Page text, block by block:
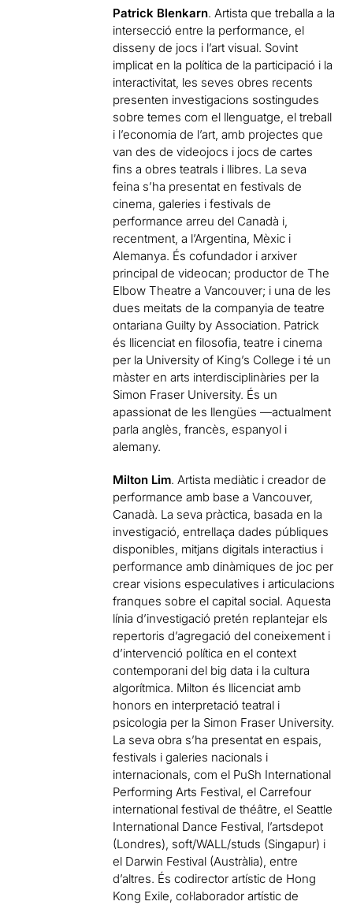
Patrick Blenkarn. Artista que treballa a la
intersecció entre la performance, el
disseny de jocs i l’art visual. Sovint
implicat en la política de la participació i la
interactivitat, les seves obres recents
presenten investigacions sostingudes
sobre temes com el llenguatge, el treball
i l’economia de l’art, amb projectes que
van des de videojocs i jocs de cartes
fins a obres teatrals i llibres. La seva
feina s’ha presentat en festivals de
cinema, galeries i festivals de
performance arreu del Canadà i,
recentment, a l’Argentina, Mèxic i
Alemanya. És cofundador i arxiver
principal de videocan; productor de The
Elbow Theatre a Vancouver; i una de les
dues meitats de la companyia de teatre
ontariana Guilty by Association. Patrick
és llicenciat en filosofia, teatre i cinema
per la University of King’s College i té un
màster en arts interdisciplinàries per la
Simon Fraser University. És un
apassionat de les llengües —actualment
parla anglès, francès, espanyol i
alemany.
Milton Lim. Artista mediàtic i creador de
performance amb base a Vancouver,
Canadà. La seva pràctica, basada en la
investigació, entrellaça dades públiques
disponibles, mitjans digitals interactius i
performance amb dinàmiques de joc per
crear visions especulatives i articulacions
franques sobre el capital social. Aquesta
línia d’investigació pretén replantejar els
repertoris d’agregació del coneixement i
d’intervenció política en el context
contemporani del big data i la cultura
algorítmica. Milton és llicenciat amb
honors en interpretació teatral i
psicologia per la Simon Fraser University.
La seva obra s’ha presentat en espais,
festivals i galeries nacionals i
internacionals, com el PuSh International
Performing Arts Festival, el Carrefour
international festival de théâtre, el Seattle
International Dance Festival, l’artsdepot
(Londres), soft/WALL/studs (Singapur) i
el Darwin Festival (Austràlia), entre
d’altres. És codirector artístic de Hong
Kong Exile, col·laborador artístic de